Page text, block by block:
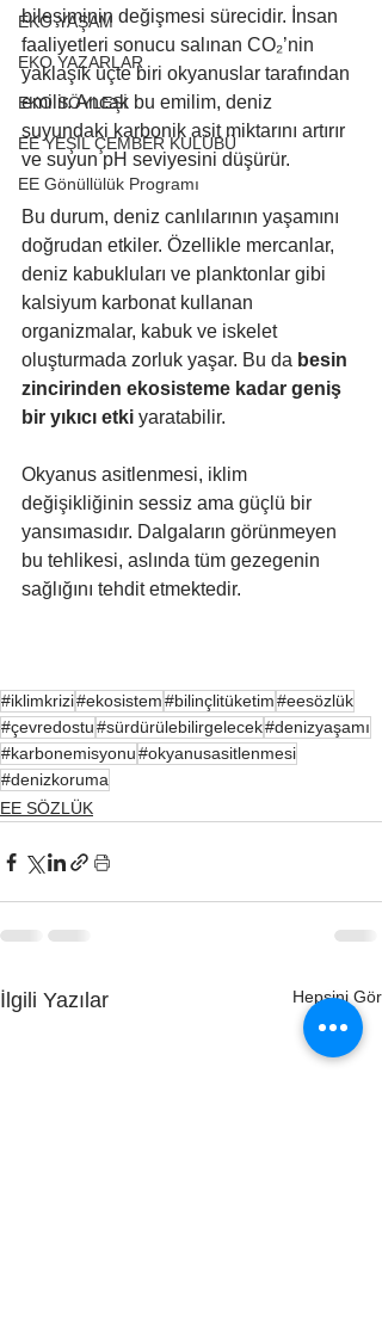
EKO YAŞAM
EKO YAZARLAR
EKO SÖYLEŞİ
EE YEŞİL ÇEMBER KULÜBÜ
EE Gönüllülük Programı
bileşiminin değişmesi sürecidir. İnsan
faaliyetleri sonucu salınan CO₂’nin
yaklaşık üçte biri okyanuslar tarafından
emilir. Ancak bu emilim, deniz
suyundaki karbonik asit miktarını artırır
ve suyun pH seviyesini düşürür.
Bu durum, deniz canlılarının yaşamını
doğrudan etkiler. Özellikle mercanlar,
deniz kabukluları ve planktonlar gibi
kalsiyum karbonat kullanan
organizmalar, kabuk ve iskelet
oluşturmada zorluk yaşar. Bu da besin
zincirinden ekosisteme kadar geniş
bir yıkıcı etki yaratabilir.
Okyanus asitlenmesi, iklim
değişikliğinin sessiz ama güçlü bir
yansımasıdır. Dalgaların görünmeyen
bu tehlikesi, aslında tüm gezegenin
sağlığını tehdit etmektedir.
#iklimkrizi#ekosistem#bilinçlitüketim#eesözlük
#çevredostu#sürdürülebilirgelecek#denizyaşamı
#karbonemisyonu#okyanusasitlenmesi
#denizkoruma
EE SÖZLÜK
İlgili Yazılar Hepsini Gör